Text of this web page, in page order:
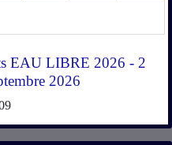
EAU LIBRE 2026 - 2
2026